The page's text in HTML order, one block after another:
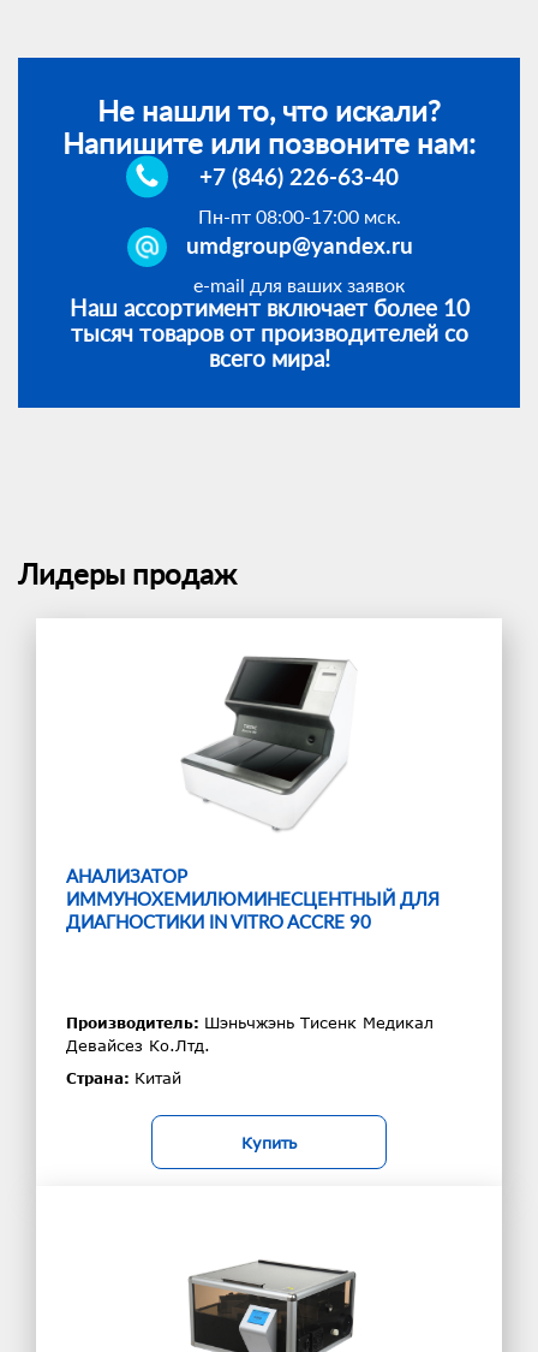
Не нашли то, что искали?
Напишите или позвоните нам:
+7 (846) 226-63-40
Пн-пт 08:00-17:00 мск.
umdgroup@yandex.ru
e-mail для ваших заявок
Наш ассортимент включает более 10
тысяч товаров от производителей со
всего мира!
Лидеры продаж
АНАЛИЗАТОР
ИММУНОХЕМИЛЮМИНЕСЦЕНТНЫЙ ДЛЯ
ДИАГНОСТИКИ IN VITRO ACCRE 90
Производитель: Шэньчжэнь Тисенк Медикал
Девайсез Ко.Лтд.
Страна: Китай
Купить